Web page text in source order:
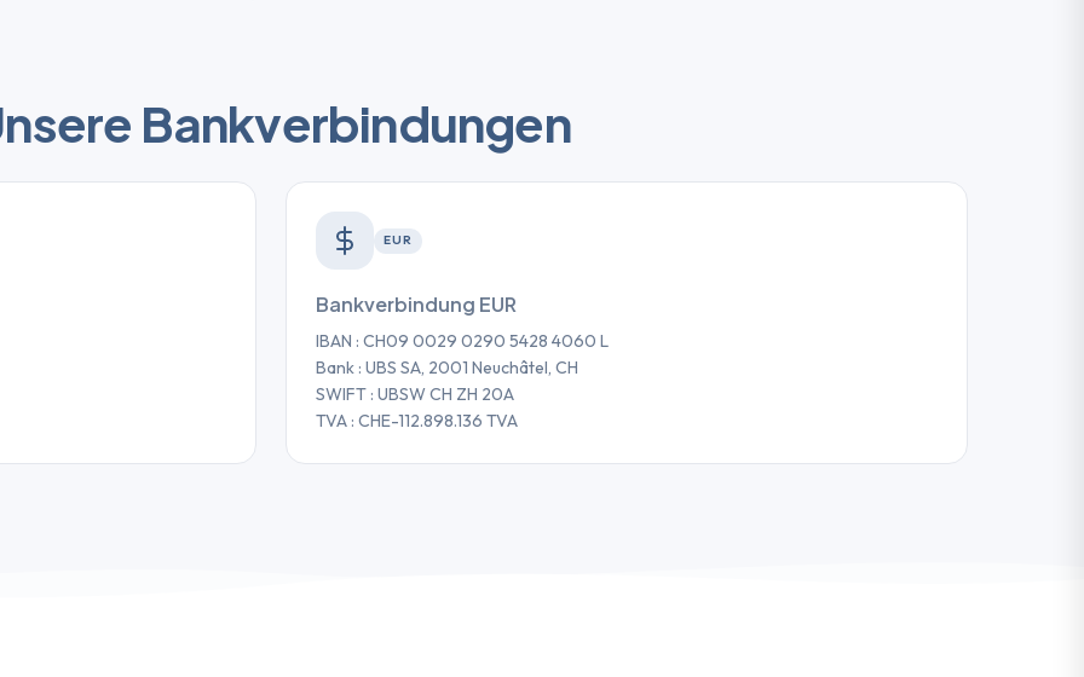
Bankverbindungen
EUR
Bankverbindung EUR
IBAN : CH09 0029 0290 5428 4060 L
Bank : UBS SA, 2001 Neuchâtel, CH
SWIFT : UBSW CH ZH 20A
TVA : CHE-112.898.136 TVA